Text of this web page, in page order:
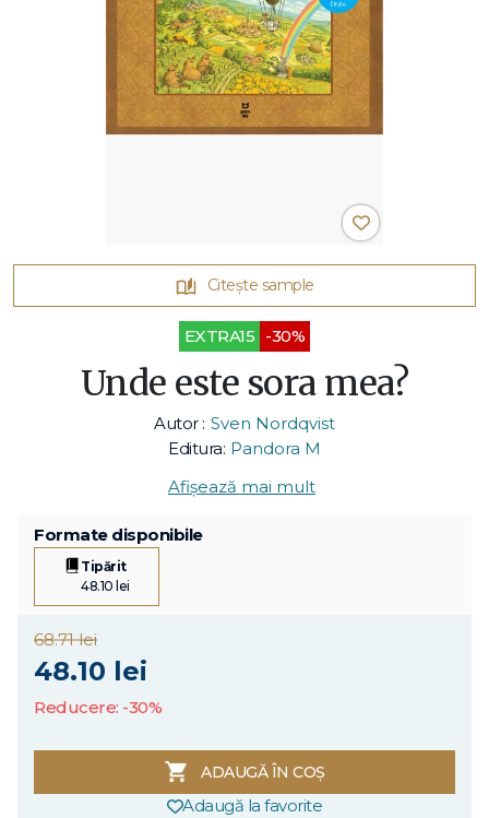
Citește sample
EXTRA15 -30%
Unde este sora mea?
Autor : Sven Nordqvist
Editura: Pandora M
Afișează mai mult
Formate disponibile
Tipărit
48.10 lei
68.71 lei
48.10 lei
Reducere: -30%
ADAUGĂ ÎN COȘ
Adaugă la favorite